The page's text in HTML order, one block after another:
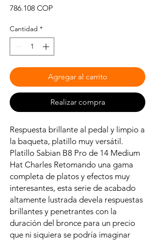
786.108 COPPrecio
Cantidad *
Agregar al carrito
Realizar compra
Respuesta brillante al pedal y limpio a
la baqueta, platillo muy versátil.
Platillo Sabian B8 Pro de 14 Medium
Hat Charles Retomando una gama
completa de platos y efectos muy
interesantes, esta serie de acabado
altamente lustrada devela respuestas
brillantes y penetrantes con la
duración del bronce para un precio
que ni siquiera se podrí­a imaginar